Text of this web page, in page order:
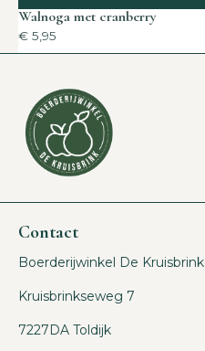
Walnoga met cranberry
€ 5,95
Contact
Boerderijwinkel De Kruisbrink
Kruisbrinkseweg 7
7227DA Toldijk